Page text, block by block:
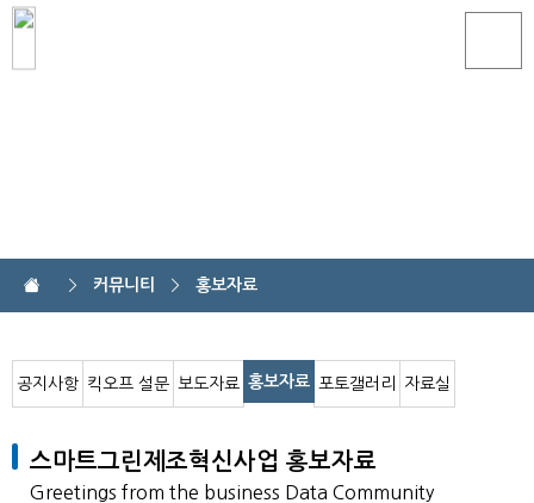
커뮤니티 홍보자료
공지사항 킥오프 설문 보도자료 홍보자료 포토갤러리 자료실
스마트그린제조혁신사업 홍보자료
Greetings from the business Data Community